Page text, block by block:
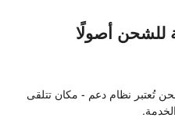
للشحن أصولًا
تُعتبر نظام دعم - مكان تتلقى